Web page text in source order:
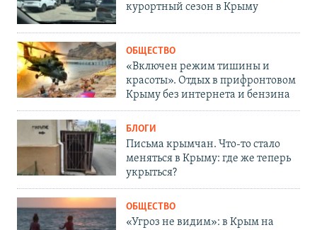
курортный сезон в Крыму
ОБЩЕСТВО
«Включен режим тишины и
красоты». Отдых в прифронтовом
Крыму без интернета и бензина
БЛОГИ
Письма крымчан. Что-то стало
меняться в Крыму: где же теперь
укрыться?
ОБЩЕСТВО
«Угроз не видим»: в Крым на